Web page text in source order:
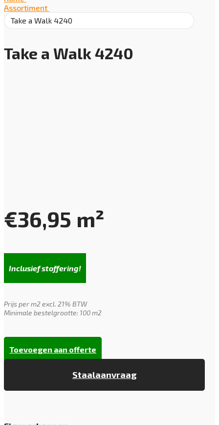
Assortiment
Take a Walk 4240
Take a Walk 4240
€36,95 m²
Inclusief stoffering!
Prijs per m2 excl. 21% BTW
Minimale bestelgrootte: 100 m2
Staalaanvraag
Toevoegen aan offerte